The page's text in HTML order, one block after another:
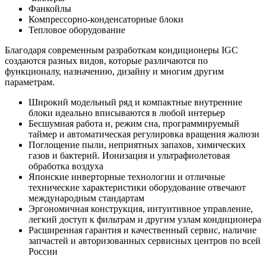
Фанкойлы
Компрессорно-конденсаторные блоки
Тепловое оборудование
Благодаря современным разработкам кондиционеры IGC
создаются разных видов, которые различаются по
функционалу, назначению, дизайну и многим другим
параметрам.
Широкий модельный ряд и компактные внутренние
блоки идеально вписываются в любой интерьер
Бесшумная работа и, режим сна, программируемый
таймер и автоматическая регулировка вращения жалюзи
Поглощение пыли, неприятных запахов, химических
газов и бактерий. Ионизация и ультрафиолетовая
обработка воздуха
Японские инверторные технологии и отличные
технические характеристики оборудование отвечают
международным стандартам
Эргономичная конструкция, интуитивное управление,
легкий доступ к фильтрам и другим узлам кондиционера
Расширенная гарантия и качественный сервис, наличие
запчастей и авторизованных сервисных центров по всей
России